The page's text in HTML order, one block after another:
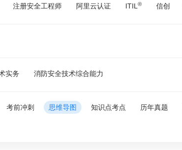
注册安全工程师 阿里云认证 ITIL ® 信创
实务 消防安全技术综合能力
考前冲刺 思维导图 知识点考点 历年真题